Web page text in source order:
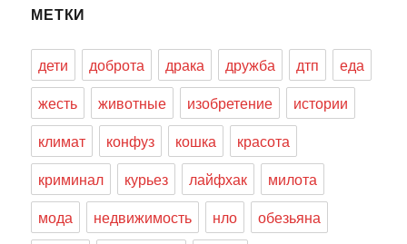
МЕТКИ
дети доброта драка дружба дтп
еда
жесть
животные изобретение
истории
климат
конфуз кошка
красота
криминал
курьез лайфхак
милота
мода
недвижимость нло
обезьяна